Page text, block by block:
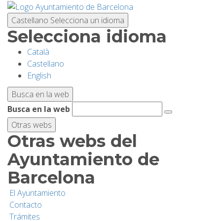
Castellano Selecciona un idioma
Selecciona idioma
Català
Castellano
English
Busca en la web
Busca en la web
Otras webs
Otras webs del
Ayuntamiento de
Barcelona
El Ayuntamiento
Contacto
Trámites
Pasar
contenido
principal
PLANIFICA TU VISITA
BIODIVERSIDAD
ACTIVIDADES
ESCUELAS
INVESTIGACIÓN/CONSERVACIÓN
SOSTENIBILIDAD